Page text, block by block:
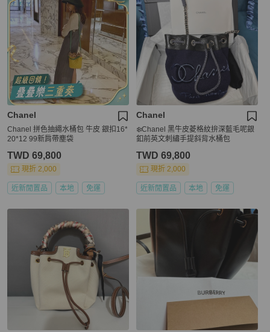
Chanel
Chanel 拼色抽繩水桶包 牛皮 銀扣16*
20*12 99新肩帶塵袋
TWD 69,800
現折 2,000
近新閒置品 本地 免運
Chanel
❄️Chanel 黑牛皮菱格紋拚深藍毛呢銀
釦前英文刺繡手提斜背水桶包
TWD 69,800
現折 2,000
近新閒置品 本地 免運